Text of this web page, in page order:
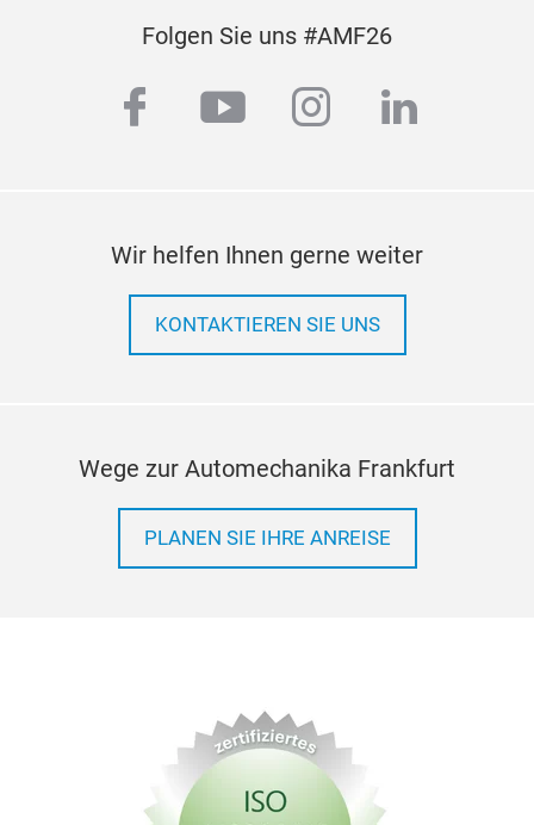
Folgen Sie uns #AMF26
facebook
youtubeinstagram
linkedin
Wir helfen Ihnen gerne weiter
KONTAKTIEREN SIE UNS
Wege zur Automechanika Frankfurt
PLANEN SIE IHRE ANREISE